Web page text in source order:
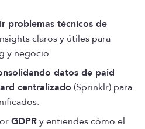
problemas técnicos de
claros y útiles para
y negocio.
datos de paid
centralizado (Sprinklr) para
GDPRy entiendes cómo el